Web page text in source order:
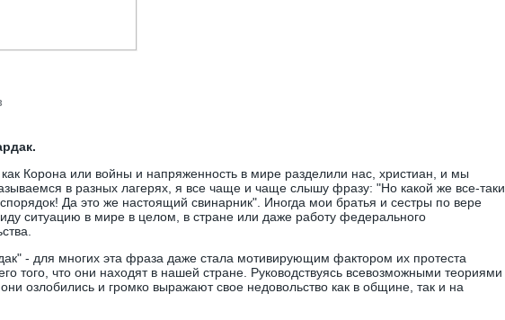
Корона или войны и напряженность в мире разделили нас, христиан, и мы
в разных лагерях, я все чаще и чаще слышу фразу: "Но какой же все-таки
Да это же настоящий свинарник". Иногда мои братья и сестры по вере
ситуацию в мире в целом, в стране или даже работу федерального
- для многих эта фраза даже стала мотивирующим фактором их протеста
того, что они находят в нашей стране. Руководствуясь всевозможными теориями
они озлобились и громко выражают свое недовольство как в общине, так и на